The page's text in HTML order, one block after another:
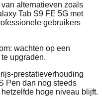
alternatieven zoals
Tab S9 FE 5G met
gebruikers
wachten op een
upgraden.
Pen dan nog steeds
hoge niveau blijft.